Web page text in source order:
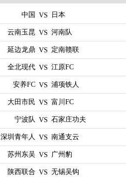
中国 VS 日本
云南玉昆 VS 河南队
延边龙鼎 VS 定南赣联
全北现代 VS 江原FC
安养FC VS 浦项铁人
大田市民 VS 富川FC
宁波队 VS 石家庄功夫
深圳青年人 VS 南通支云
苏州东吴 VS 广州豹
陕西联合 VS 无锡吴钩